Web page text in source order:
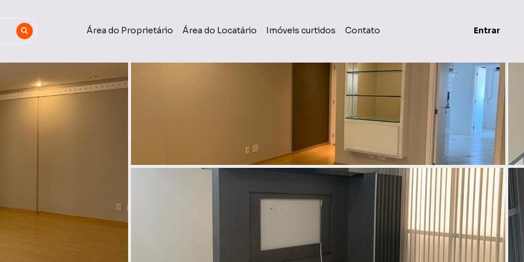
Área do Proprietário Área do Locatário Imóveis curtidos Contato Entrar